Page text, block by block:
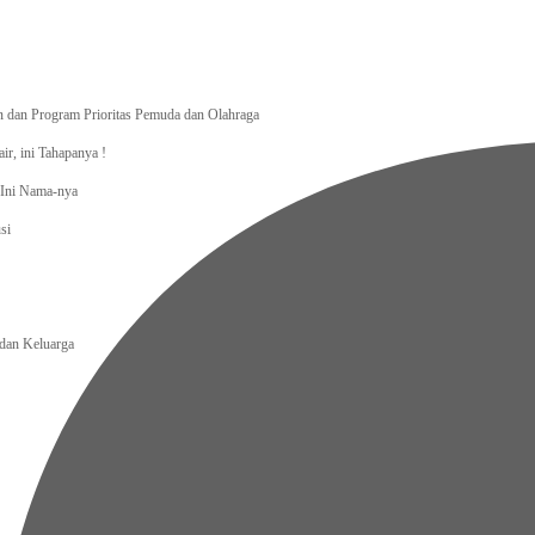
Program Prioritas Pemuda dan Olahraga
ini Tahapanya !
Nama-nya
Keluarga